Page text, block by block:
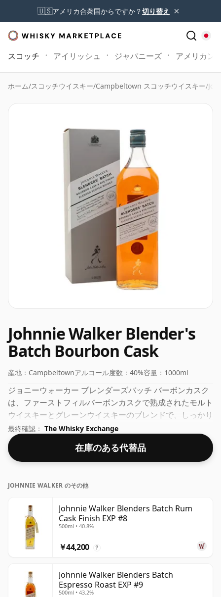
🇺🇸アメリカ合衆国からですか？切り替え ×
スコッチ アイリッシュ ジャパニーズ アメリカン
ホーム/スコッチウイスキー/Campbeltown スコッチウイスキー/
Johnnie Walker Blender's
Batch Bourbon Cask
産地： Campbeltownアルコール度数： 40%容量： 1000ml
ジョニーウォーカー ブレンダーズバッチ バーボンカスク
は、ファーストフィルバーボンカスクで熟成されたモルト
ウイスキーとグレーンウイスキーのブレンドで、しっかり
とした構成のカクテルです。ハニカムとバタースコッチの
香りが支配的なこのウイスキーは、ほのかにココナッツの
香りがします。口に含むと、風味の融合により、柔らかく
フルーティーな香りが広がり、ピートスモークの穏やかな
わります。
最終確認： The Whisky Exchange
在庫のある代替品
JOHNNIE WALKER のその他
Johnnie Walker Blenders Batch Rum
Cask Finish EXP #8
500ml • 40.8%
￥44,200 ?
Johnnie Walker Blenders Batch
Espresso Roast EXP #9
500ml • 43.2%